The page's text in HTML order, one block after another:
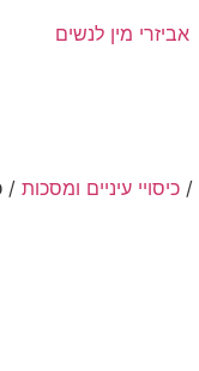
אביזרי מין לנשים
/ כיסויי עיניים ומסכות /